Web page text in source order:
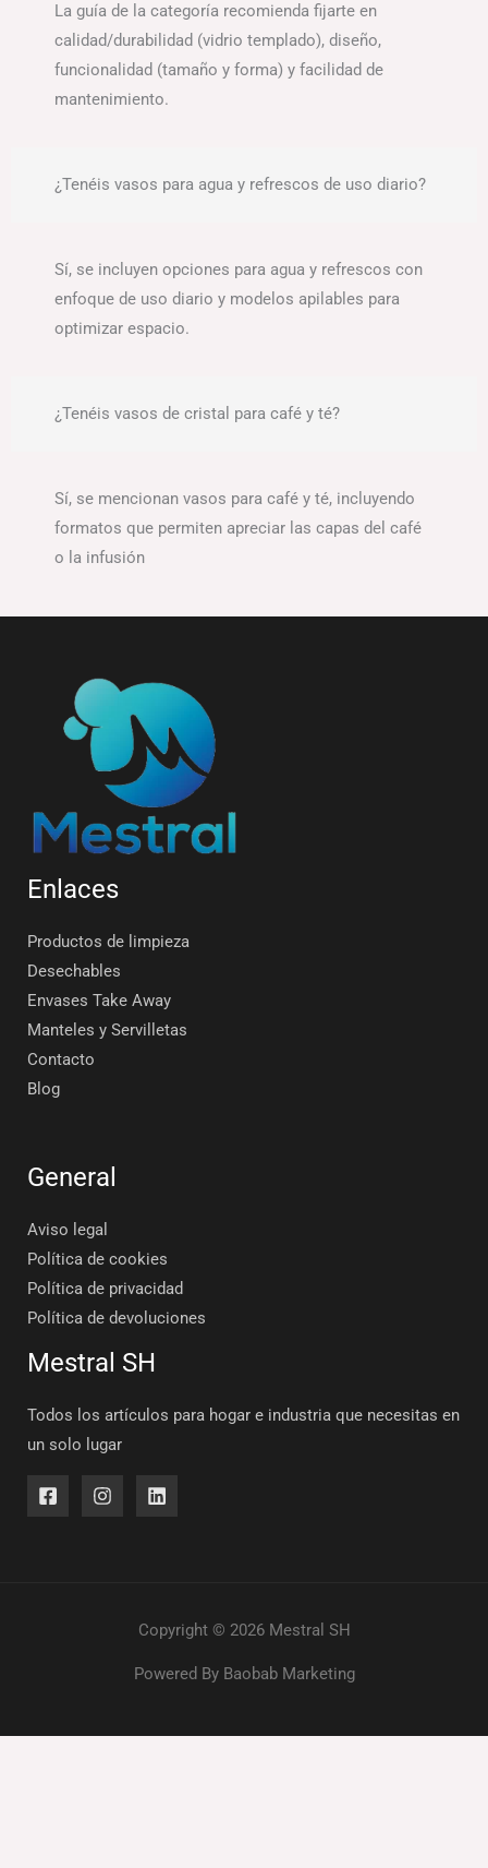
La guía de la categoría recomienda fijarte en
calidad/durabilidad (vidrio templado), diseño,
funcionalidad (tamaño y forma) y facilidad de
mantenimiento.
¿Tenéis vasos para agua y refrescos de uso diario?
Sí, se incluyen opciones para agua y refrescos con
enfoque de uso diario y modelos apilables para
optimizar espacio.
¿Tenéis vasos de cristal para café y té?
Sí, se mencionan vasos para café y té, incluyendo
formatos que permiten apreciar las capas del café
o la infusión
Enlaces
Productos de limpieza
Desechables
Envases Take Away
Manteles y Servilletas
Contacto
Blog
General
Aviso legal
Política de cookies
Política de privacidad
Política de devoluciones
Mestral SH
Todos los artículos para hogar e industria que necesitas en
un solo lugar
Copyright © 2026 Mestral SH
Powered By Baobab Marketing